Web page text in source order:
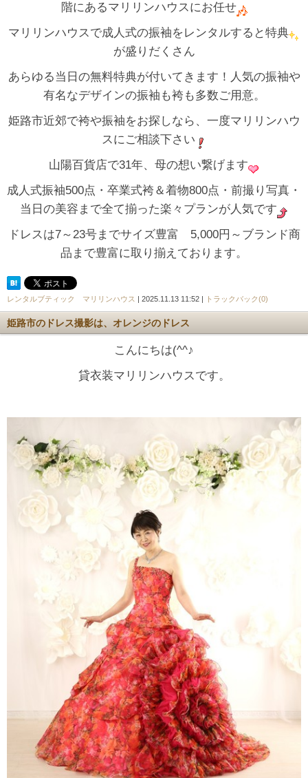
階にあるマリリンハウスにお任せ
マリリンハウスで成人式の振袖をレンタルすると特典
が盛りだくさん
あらゆる当日の無料特典が付いてきます！人気の振袖や
有名なデザインの振袖も袴も多数ご用意。
姫路市近郊で袴や振袖をお探しなら、一度マリリンハウ
スにご相談下さい
山陽百貨店で31年、母の想い繋げます
成人式振袖500点・卒業式袴＆着物800点・前撮り写真・
当日の美容まで全て揃った楽々プランが人気です
ドレスは7～23号までサイズ豊富 5,000円～ブランド商
品まで豊富に取り揃えております。
レンタルブティック マリリンハウス | 2025.11.13 11:52 | トラックバック(0)
姫路市のドレス撮影は、オレンジのドレス
こんにちは(^^♪
貸衣装マリリンハウスです。